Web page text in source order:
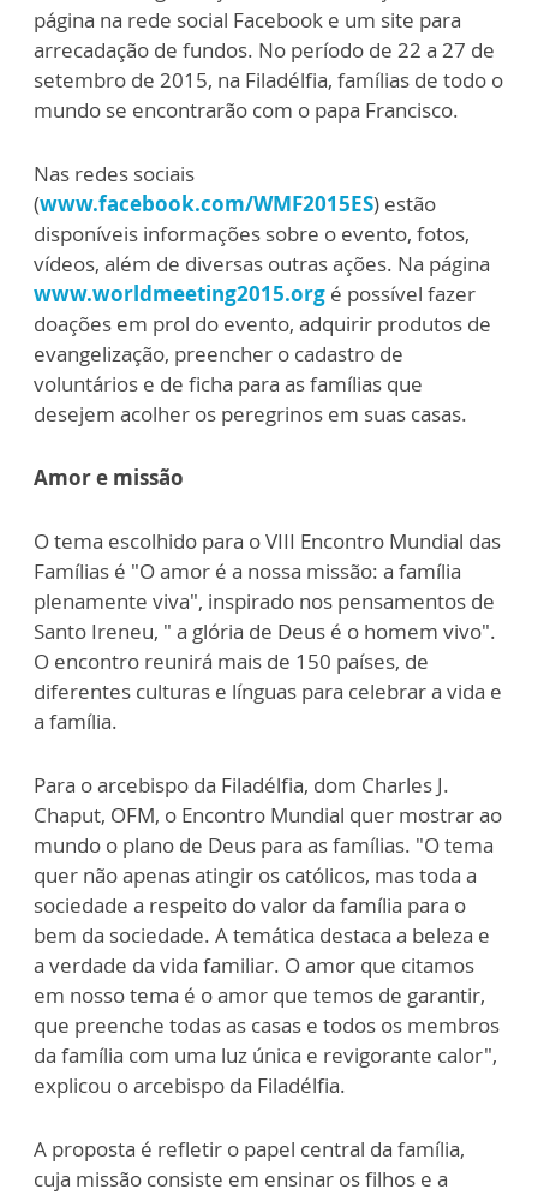
página na rede social Facebook e um site para
arrecadação de fundos. No período de 22 a 27 de
setembro de 2015, na Filadélfia, famílias de todo o
mundo se encontrarão com o papa Francisco.
Nas redes sociais
(www.facebook.com/WMF2015ES) estão
disponíveis informações sobre o evento, fotos,
vídeos, além de diversas outras ações. Na página
www.worldmeeting2015.org é possível fazer
doações em prol do evento, adquirir produtos de
evangelização, preencher o cadastro de
voluntários e de ficha para as famílias que
desejem acolher os peregrinos em suas casas.
Amor e missão
O tema escolhido para o VIII Encontro Mundial das
Famílias é "O amor é a nossa missão: a família
plenamente viva", inspirado nos pensamentos de
Santo Ireneu, " a glória de Deus é o homem vivo".
O encontro reunirá mais de 150 países, de
diferentes culturas e línguas para celebrar a vida e
a família.
Para o arcebispo da Filadélfia, dom Charles J.
Chaput, OFM, o Encontro Mundial quer mostrar ao
mundo o plano de Deus para as famílias. "O tema
quer não apenas atingir os católicos, mas toda a
sociedade a respeito do valor da família para o
bem da sociedade. A temática destaca a beleza e
a verdade da vida familiar. O amor que citamos
em nosso tema é o amor que temos de garantir,
que preenche todas as casas e todos os membros
da família com uma luz única e revigorante calor",
explicou o arcebispo da Filadélfia.
A proposta é refletir o papel central da família,
cuja missão consiste em ensinar os filhos e a